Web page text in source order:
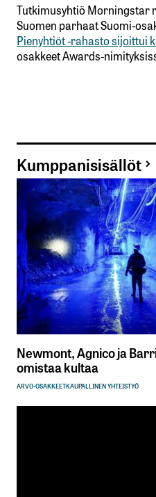
Tutkimusyhtiö Morningstar
Suomen parhaat Suomi-
Pienyhtiöt -rahasto sijoittui
osakkeet Awards-
Kumppanisisällöt
Newmont, Agnico ja
omistaa kultaa
ARVO-OSAKKEETKAUPALLINEN YHTEISTYÖ